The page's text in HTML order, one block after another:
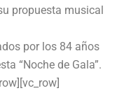
propuesta musical
por los 84 años
“Noche de Gala”.